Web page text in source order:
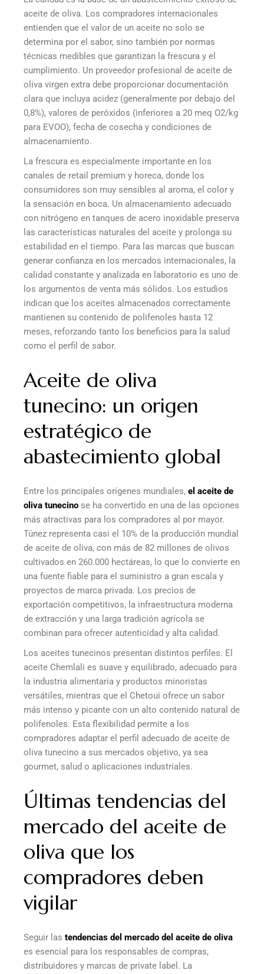
aceite de oliva. Los compradores internacionales
entienden que el valor de un aceite no solo se
determina por el sabor, sino también por normas
técnicas medibles que garantizan la frescura y el
cumplimiento. Un proveedor profesional de aceite de
oliva virgen extra debe proporcionar documentación
clara que incluya acidez (generalmente por debajo del
0,8%), valores de peróxidos (inferiores a 20 meq O2/kg
para EVOO), fecha de cosecha y condiciones de
almacenamiento.
La frescura es especialmente importante en los
canales de retail premium y horeca, donde los
consumidores son muy sensibles al aroma, el color y
la sensación en boca. Un almacenamiento adecuado
con nitrógeno en tanques de acero inoxidable preserva
las características naturales del aceite y prolonga su
estabilidad en el tiempo. Para las marcas que buscan
generar confianza en los mercados internacionales, la
calidad constante y analizada en laboratorio es uno de
los argumentos de venta más sólidos. Los estudios
indican que los aceites almacenados correctamente
mantienen su contenido de polifenoles hasta 12
meses, reforzando tanto los beneficios para la salud
como el perfil de sabor.
Aceite de oliva
tunecino: un origen
estratégico de
abastecimiento global
Entre los principales orígenes mundiales, el aceite de
oliva tunecino se ha convertido en una de las opciones
más atractivas para los compradores al por mayor.
Túnez representa casi el 10% de la producción mundial
de aceite de oliva, con más de 82 millones de olivos
cultivados en 260.000 hectáreas, lo que lo convierte en
una fuente fiable para el suministro a gran escala y
proyectos de marca privada. Los precios de
exportación competitivos, la infraestructura moderna
de extracción y una larga tradición agrícola se
combinan para ofrecer autenticidad y alta calidad.
Los aceites tunecinos presentan distintos perfiles. El
aceite Chemlali es suave y equilibrado, adecuado para
la industria alimentaria y productos minoristas
versátiles, mientras que el Chetoui ofrece un sabor
más intenso y picante con un alto contenido natural de
polifenoles. Esta flexibilidad permite a los
compradores adaptar el perfil adecuado de aceite de
oliva tunecino a sus mercados objetivo, ya sea
gourmet, salud o aplicaciones industriales.
Últimas tendencias del
mercado del aceite de
oliva que los
compradores deben
vigilar
Seguir las tendencias del mercado del aceite de oliva
es esencial para los responsables de compras,
distribuidores y marcas de private label. La